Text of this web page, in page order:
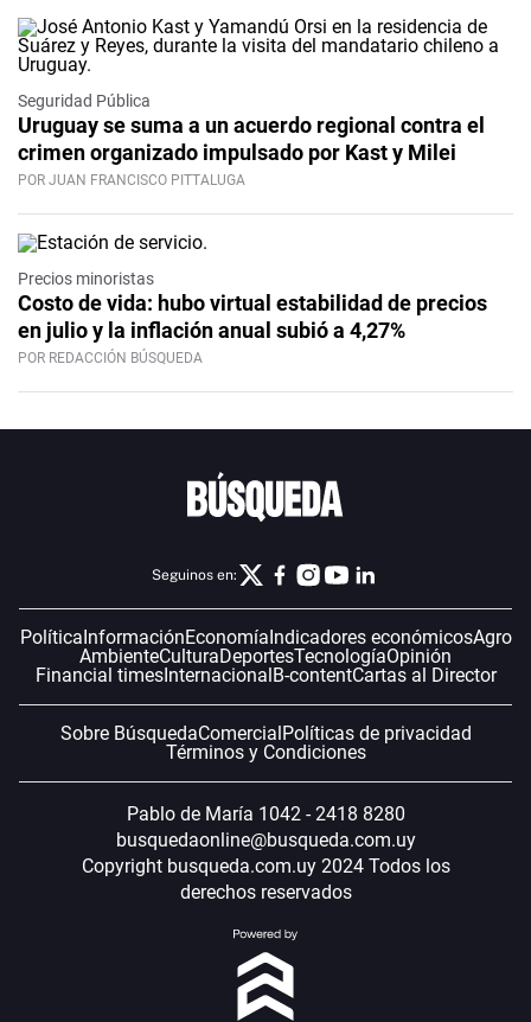
Seguridad Pública
Uruguay se suma a un acuerdo regional contra el
crimen organizado impulsado por Kast y Milei
POR JUAN FRANCISCO PITTALUGA
Precios minoristas
Costo de vida: hubo virtual estabilidad de precios
en julio y la inflación anual subió a 4,27%
POR REDACCIÓN BÚSQUEDA
Seguinos en:
PolíticaInformaciónEconomíaIndicadores económicosAgro
AmbienteCulturaDeportesTecnologíaOpinión
Financial timesInternacionalB-contentCartas al Director
Sobre BúsquedaComercialPolíticas de privacidad
Términos y Condiciones
Pablo de María 1042 - 2418 8280
busquedaonline@busqueda.com.uy
Copyright busqueda.com.uy 2024 Todos los
derechos reservados